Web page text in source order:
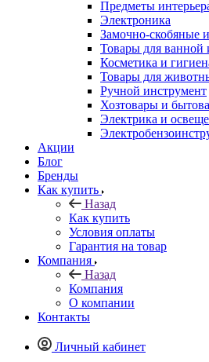
Предметы
Электроника
Замочно-скобяные
Товары для ванной
Косметика и
Товары для
Ручной инструмент
Хозтовары и
Электрика и
Акции
Блог
Бренды
Как купить
Назад
Как купить
Условия оплаты
Гарантия на товар
Компания
Назад
Компания
О компании
Контакты
Личный кабинет